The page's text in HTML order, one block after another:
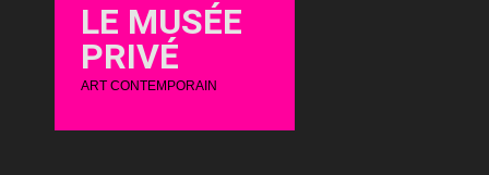
LE MUSÉE
PRIVÉ
ART CONTEMPORAIN